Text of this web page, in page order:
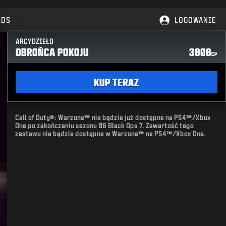
LOGOWANIE
ARCYDZIEŁO
OBROŃCA POKOJU 3000CP
KUP TERAZ
Call of Duty®: Warzone™ nie będzie już dostępne na PS4™/Xbox
One po zakończeniu sezonu 06 Black Ops 7. Zawartość tego
zestawu nie będzie dostępna w Warzone™ na PS4™/Xbox One.